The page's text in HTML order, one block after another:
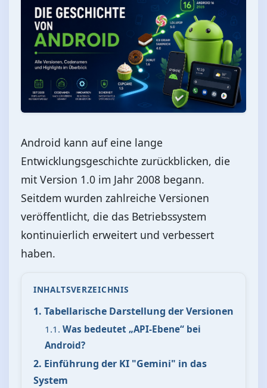
Android kann auf eine lange
Entwicklungsgeschichte zurückblicken, die
mit Version 1.0 im Jahr 2008 begann.
Seitdem wurden zahlreiche Versionen
veröffentlicht, die das Betriebssystem
kontinuierlich erweitert und verbessert
haben.
INHALTSVERZEICHNIS
1. Tabellarische Darstellung der Versionen
1.1.Was bedeutet „API-Ebene“ bei
Android?
2. Einführung der KI "Gemini" in das
System